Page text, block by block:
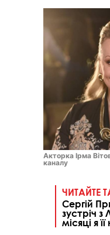
Акторка Ірма
каналу
ЧИТАЙТЕ
Сергій
зустріч з
місяці я